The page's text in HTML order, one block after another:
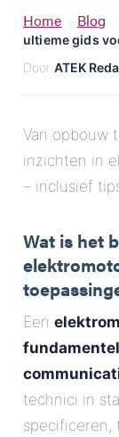
Chat openen
E-Mail
Adres
Bericht
Home Blog
ultieme gids
Door ATEK
Van opbouw
inzichten in
– inclusief
Wat is het
Een
technici in
specificeren,